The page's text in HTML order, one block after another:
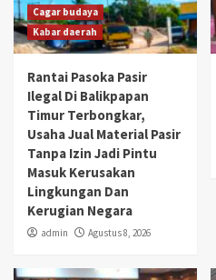
Cagar budaya
Kabar daerah
Rantai Pasoka Pasir
Ilegal Di Balikpapan
Timur Terbongkar,
Usaha Jual Material Pasir
Tanpa Izin Jadi Pintu
Masuk Kerusakan
Lingkungan Dan
Kerugian Negara
admin Agustus 8, 2026